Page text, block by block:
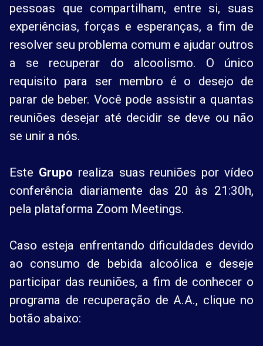
pessoas que compartilham, entre si, suas
experiências, forças e esperanças, a fim de
resolver seu problema comum e ajudar outros
a se recuperar do alcoolismo. O único
requisito para ser membro é o desejo de
parar de beber. Você pode assistir a quantas
reuniões desejar até decidir se deve ou não
se unir a nós.
Este Grupo realiza suas reuniões por vídeo
conferência diariamente das 20 às 21:30h,
pela plataforma Zoom Meetings.
Caso esteja enfrentando dificuldades devido
ao consumo de bebida alcoólica e deseje
participar das reuniões, a fim de conhecer o
programa de recuperação de A.A., clique no
botão abaixo: